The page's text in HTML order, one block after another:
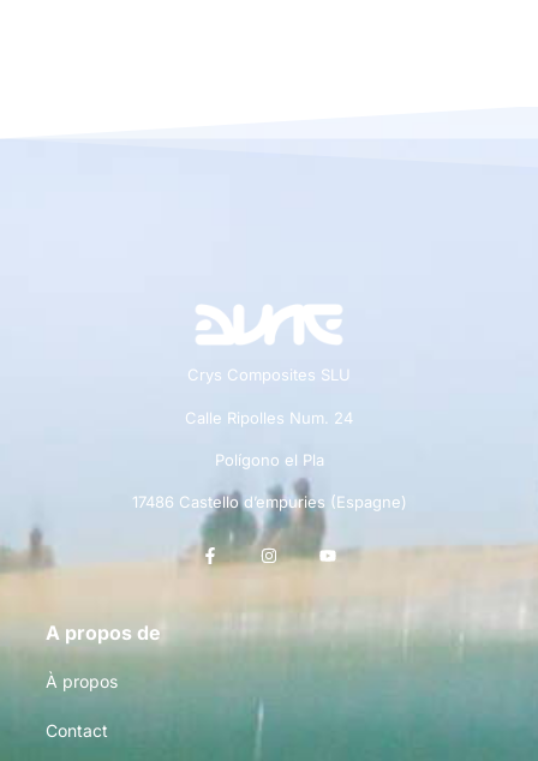
Crys Composites SLU
Calle Ripolles Num. 24
Polígono el Pla
17486 Castello d’empuries (Espagne)
A propos de
À propos
Contact